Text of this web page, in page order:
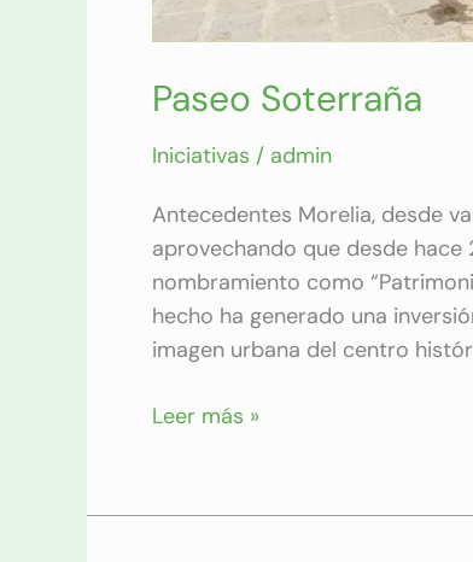
Paseo Soterraña
Iniciativas / admin
Antecedentes Morelia, desde
aprovechando que desde
nombramiento como
hecho ha generado una
imagen urbana del centro
Leer más »